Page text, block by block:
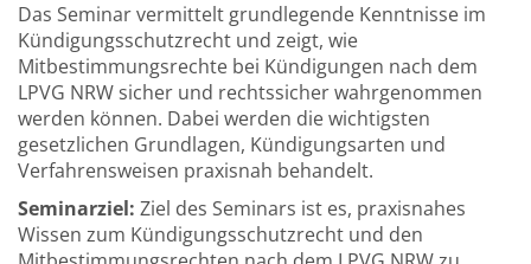
Das Seminar vermittelt grundlegende Kenntnisse im
Kündigungsschutzrecht und zeigt, wie
Mitbestimmungsrechte bei Kündigungen nach dem
LPVG NRW sicher und rechtssicher wahrgenommen
werden können. Dabei werden die wichtigsten
gesetzlichen Grundlagen, Kündigungsarten und
Verfahrensweisen praxisnah behandelt.
Seminarziel: Ziel des Seminars ist es, praxisnahes
Wissen zum Kündigungsschutzrecht und den